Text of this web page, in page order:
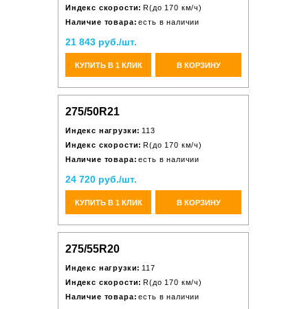
Индекс скорости: R(до 170 км/ч)
Наличие товара: есть в наличии
21 843 руб./шт.
КУПИТЬ В 1 КЛИК В КОРЗИНУ
275/50R21
Индекс нагрузки: 113
Индекс скорости: R(до 170 км/ч)
Наличие товара: есть в наличии
24 720 руб./шт.
КУПИТЬ В 1 КЛИК В КОРЗИНУ
275/55R20
Индекс нагрузки: 117
Индекс скорости: R(до 170 км/ч)
Наличие товара: есть в наличии